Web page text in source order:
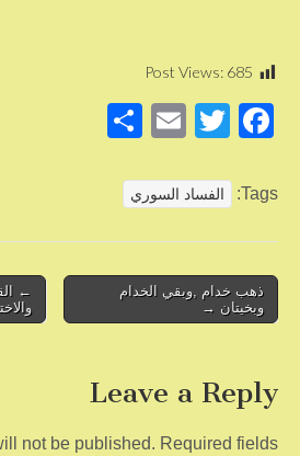
Post Views: 685
F
c
o
o
T
tt
E
ail
Tags: الفساد السوري
Post
navigation
←
ذهب خدام ,وبقي الخدام
وبخيتان →
Leave a Reply
not be published. Required fields